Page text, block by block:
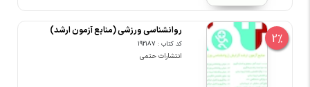
2%
روانشناسی ورزشی (منابع آزمون ارشد)
کد کتاب : 192187
انتشارات حتمی